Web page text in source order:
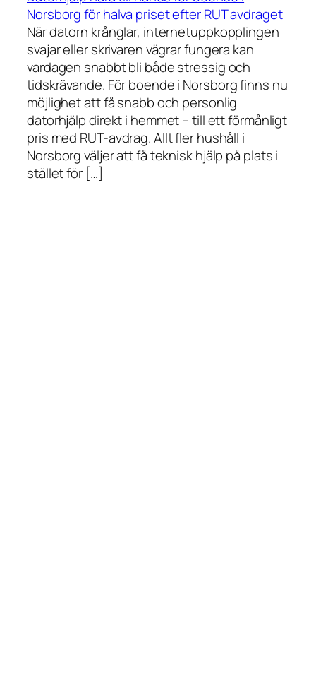
Norsborg för halva priset efter RUT avdraget
När datorn krånglar, internetuppkopplingen
svajar eller skrivaren vägrar fungera kan
vardagen snabbt bli både stressig och
tidskrävande. För boende i Norsborg finns nu
möjlighet att få snabb och personlig
datorhjälp direkt i hemmet – till ett förmånligt
pris med RUT-avdrag. Allt fler hushåll i
Norsborg väljer att få teknisk hjälp på plats i
stället för […]